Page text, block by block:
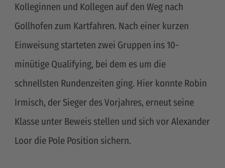
Kolleginnen und Kollegen auf den Weg nach
Gollhofen zum Kartfahren. Nach einer kurzen
Einweisung starteten zwei Gruppen ins 10-
minütige Qualifying, bei dem es um die
schnellsten Rundenzeiten ging. Hier konnte Robin
Irmisch, der Sieger des Vorjahres, erneut seine
Klasse unter Beweis stellen und sich vor Alexander
Loor die Pole Position sichern.